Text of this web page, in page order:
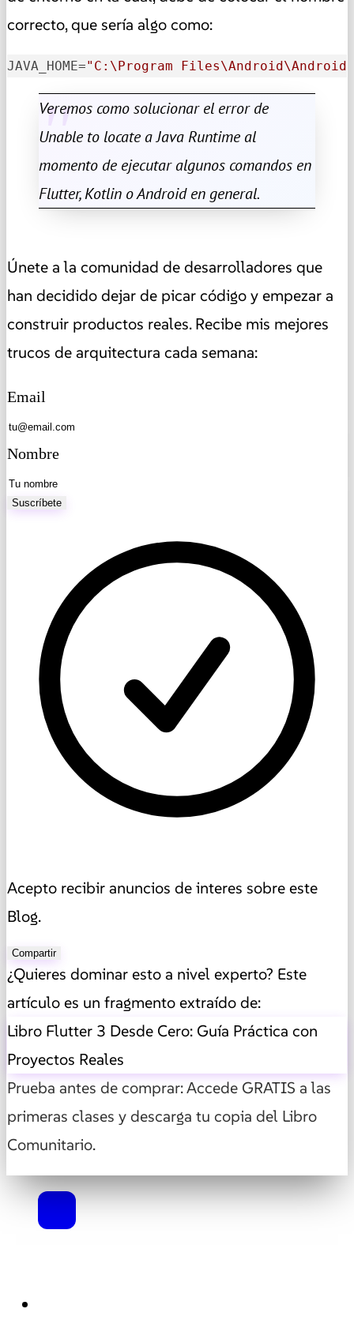
correcto, que sería algo como:
JAVA_HOME="C:\Program
Veremos como solucionar el error de
Unable to locate a Java Runtime al
momento de ejecutar algunos comandos en
Flutter, Kotlin o Android en general.
Únete a la comunidad de desarrolladores que
han decidido dejar de picar código y empezar a
construir productos reales. Recibe mis mejores
trucos de arquitectura cada semana:
Email
Nombre
Suscríbete
Acepto recibir anuncios de interes sobre este
Blog.
Compartir
¿Quieres dominar esto a nivel experto? Este
artículo es un fragmento extraído de:
Libro Flutter 3 Desde Cero: Guía Práctica con
Proyectos Reales
Prueba antes de comprar: Accede GRATIS a las
primeras clases y descarga tu copia del Libro
Comunitario.